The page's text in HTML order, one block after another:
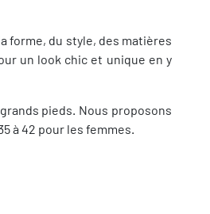
forme, du style, des matières
un look chic et unique en y
pieds. Nous proposons
à 42 pour les femmes.